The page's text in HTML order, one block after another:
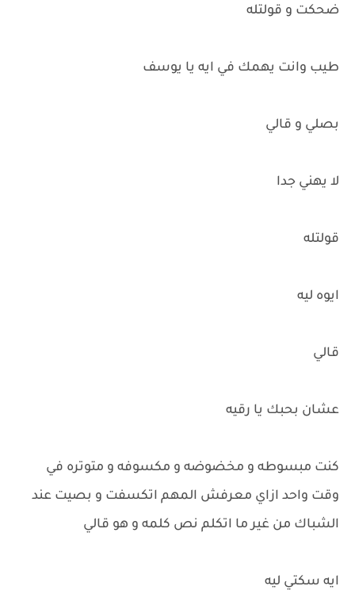
ضحكت و قولتله
طيب وانت يهمك في ايه يا يوسف
بصلي و قالي
لا يهني جدا
قولتله
ايوه ليه
قالي
عشان بحبك يا رقيه
كنت مبسوطه و مخضوضه و مكسوفه و متوتره في
وقت واحد ازاي معرفش المهم اتكسفت و بصيت عند
الشباك من غير ما اتكلم نص كلمه و هو قالي
ايه سكتي ليه